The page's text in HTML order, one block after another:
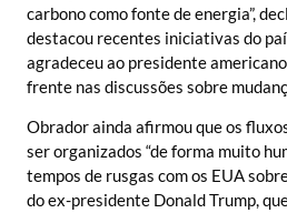
carbono como fonte de energia”,
destacou recentes iniciativas do
agradeceu ao presidente
frente nas discussões sobre
Obrador ainda afirmou que os
ser organizados “de forma muito
tempos de rusgas com os EUA
do ex-presidente Donald Trump,